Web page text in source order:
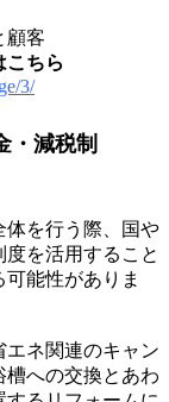
こちら
3/
・減税制
体を行う際、国や
を活用すること
能性がありま
ネ関連のキャン
への交換とあわ